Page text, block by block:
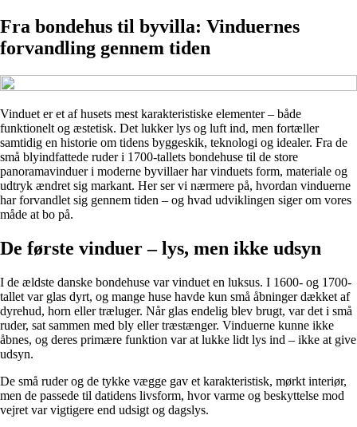
Fra bondehus til byvilla: Vinduernes
forvandling gennem tiden
Vinduet er et af husets mest karakteristiske elementer – både
funktionelt og æstetisk. Det lukker lys og luft ind, men fortæller
samtidig en historie om tidens byggeskik, teknologi og idealer. Fra de
små blyindfattede ruder i 1700-tallets bondehuse til de store
panoramavinduer i moderne byvillaer har vinduets form, materiale og
udtryk ændret sig markant. Her ser vi nærmere på, hvordan vinduerne
har forvandlet sig gennem tiden – og hvad udviklingen siger om vores
måde at bo på.
De første vinduer – lys, men ikke udsyn
I de ældste danske bondehuse var vinduet en luksus. I 1600- og 1700-
tallet var glas dyrt, og mange huse havde kun små åbninger dækket af
dyrehud, horn eller træluger. Når glas endelig blev brugt, var det i små
ruder, sat sammen med bly eller træstænger. Vinduerne kunne ikke
åbnes, og deres primære funktion var at lukke lidt lys ind – ikke at give
udsyn.
De små ruder og de tykke vægge gav et karakteristisk, mørkt interiør,
men de passede til datidens livsform, hvor varme og beskyttelse mod
vejret var vigtigere end udsigt og dagslys.